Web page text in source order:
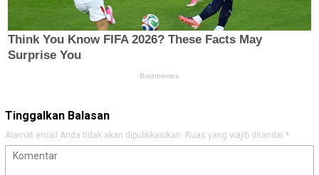
Tinggalkan Balasan
Alamat email Anda tidak akan dipublikasikan. Ruas yang wajib ditandai *